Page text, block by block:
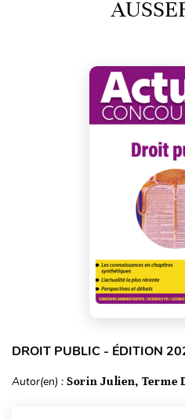
DROIT PUBLIC - ÉDITION
Autor(en) : Sorin Julien, Terme